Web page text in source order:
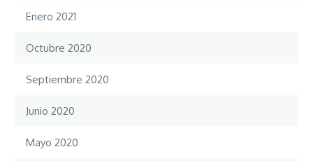
Enero 2021
Octubre 2020
Septiembre 2020
Junio 2020
Mayo 2020